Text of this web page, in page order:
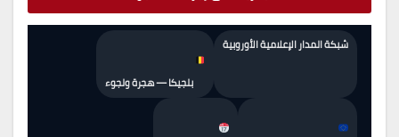
شبكة المدار الإعلامية الأوروبية
بلجيكا — هجرة ولجوء